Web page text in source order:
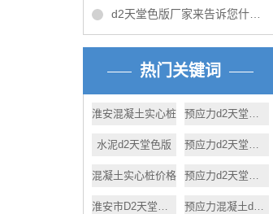
d2天堂色版厂家来告诉您什么是沉桩
热门关键词
淮安混凝土实心桩 预应力d2天堂色版产品
水泥d2天堂色版 预应力d2天堂色版哪家好
混凝土实心桩价格 预应力d2天堂色版工程施工
淮安市D2天堂破解下载污d2天堂色版 预应力混凝土d2天堂色版短视频